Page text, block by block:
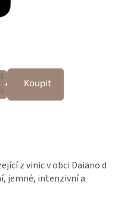
Koupit
z vinic v obci Daiano d
jemné, intenzivní a